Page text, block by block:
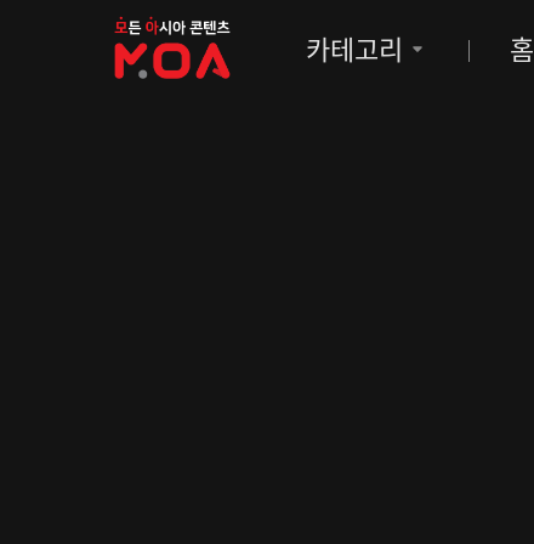
MOA
카테고리 홈